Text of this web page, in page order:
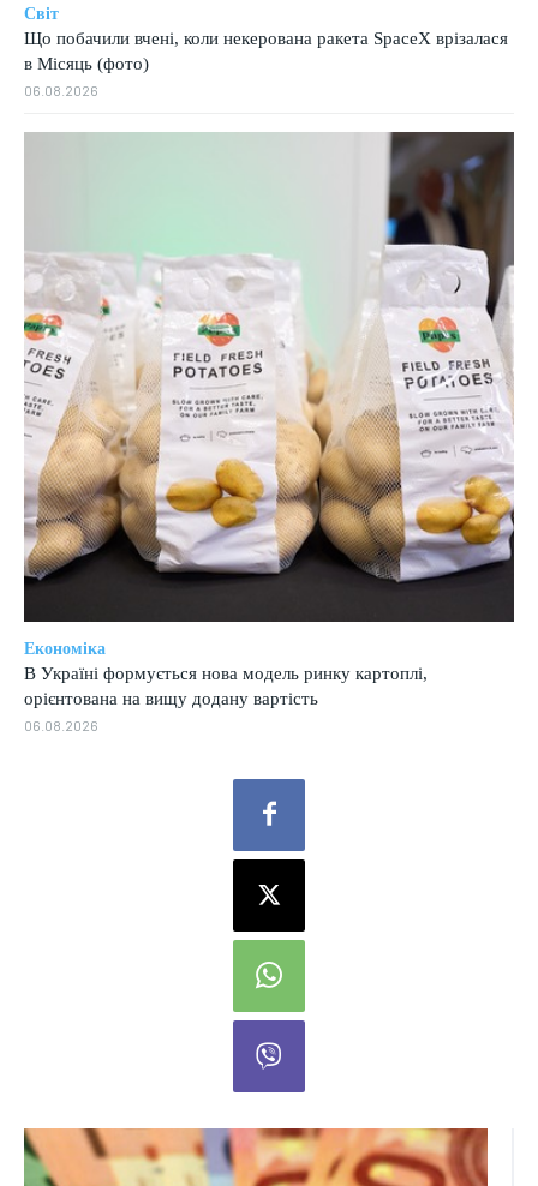
Світ
Що побачили вчені, коли некерована ракета SpaceX врізалася
в Місяць (фото)
06.08.2026
Економіка
В Україні формується нова модель ринку картоплі,
орієнтована на вищу додану вартість
06.08.2026